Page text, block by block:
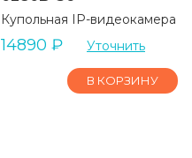
Купольная IP-видеокамера
14890 ₽ Уточнить
В КОРЗИНУ